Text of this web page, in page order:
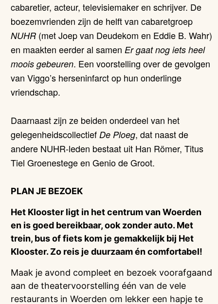
cabaretier, acteur, televisiemaker en schrijver. De
boezemvrienden zijn de helft van cabaretgroep
NUHR (met Joep van Deudekom en Eddie B. Wahr)
en maakten eerder al samen Er gaat nog iets heel
moois gebeuren. Een voorstelling over de gevolgen
van Viggo’s herseninfarct op hun onderlinge
vriendschap.
Daarnaast zijn ze beiden onderdeel van het
gelegenheidscollectief De Ploeg, dat naast de
andere NUHR-leden bestaat uit Han Römer, Titus
Tiel Groenestege en Genio de Groot.
PLAN JE BEZOEK
Het Klooster ligt in het centrum van Woerden
en is goed bereikbaar, ook zonder auto. Met
trein, bus of fiets kom je gemakkelijk bij Het
Klooster. Zo reis je duurzaam én comfortabel!
Maak je avond compleet en bezoek voorafgaand
aan de theatervoorstelling één van de vele
restaurants in Woerden om lekker een hapje te